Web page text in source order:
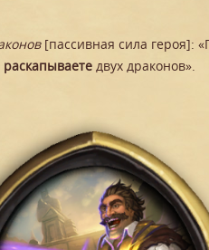
[пассивная сила героя]:
раскапываетедвух драконов».